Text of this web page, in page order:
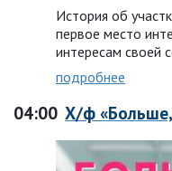
История об
первое место
интересам своей
подробнее
04:00 Х/ф «Больше,